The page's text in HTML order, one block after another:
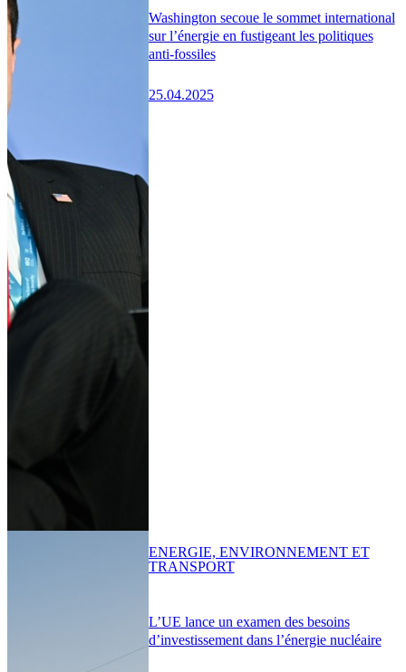
Washington secoue le sommet international
sur l’énergie en fustigeant les politiques
anti-fossiles
25.04.2025
L’UE lance un examen des besoins
d’investissement dans l’énergie nucléaire
ENERGIE, ENVIRONNEMENT ET
TRANSPORT